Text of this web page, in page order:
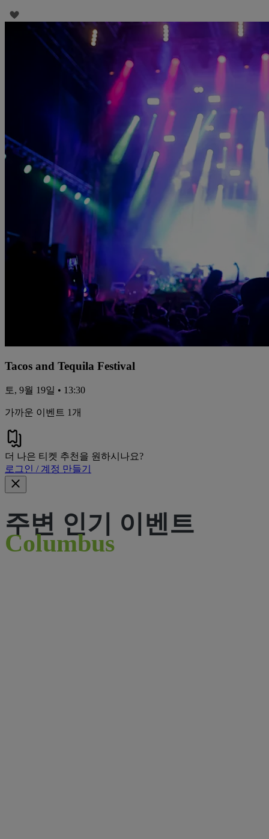
Tacos and Tequila Festival
토, 9월 19일 • 13:30
가까운 이벤트 1개
더 나은 티켓 추천을 원하시나요?
로그인 / 계정 만들기
주변 인기 이벤트
Columbus